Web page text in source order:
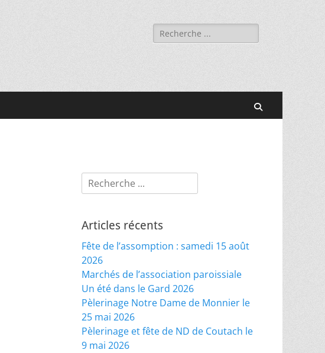
Rechercher :
Rechercher :
Articles récents
Fête de l’assomption : samedi 15 août
2026
Marchés de l’association paroissiale
Un été dans le Gard 2026
Pèlerinage Notre Dame de Monnier le
25 mai 2026
Pèlerinage et fête de ND de Coutach le
9 mai 2026